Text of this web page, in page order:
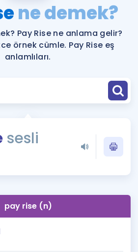
ÜYE DEĞİLİM
ne demek?
Pay Rise ne anlama gelir?
örnek cümle. Pay Rise eş
anlamlıları.
sesli
pay rise (n)